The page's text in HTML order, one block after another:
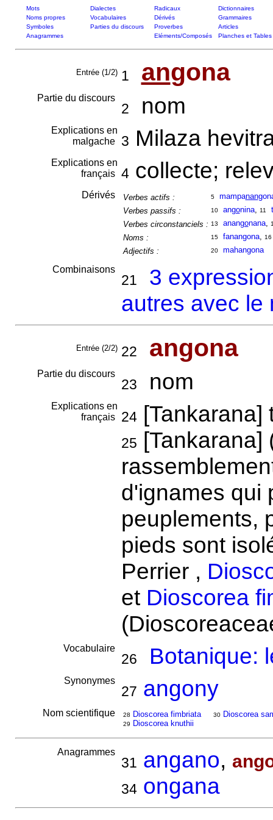
Mots Dialectes Radicaux
Dictionnaires
Noms propres
Vocabulaires Dérivés
Grammaires
Symboles
Parties du discours Proverbes
Articles
Anagrammes
Eléments/Composés Planches et Tables
Entrée (1/2) 1 angona
Partie du discours
2 nom
Explications en
malgache
3 Milaza
Explications en
français 4collecte;
Dérivés Verbes actifs : 5 mampanan
Verbes passifs :
10 angonina, 11
Verbes circonstanciels : 13 anangonana,
Noms : 15 fanangona, 16
Adjectifs : 20 mahangona
Combinaisons
21
3
autres avec le
Entrée (2/2) 22 angona
Partie du discours
23 nom
Explications en
français
24[Tankarana]
25
d'ignames qui
peuplements,
pieds sont
Perrier ,
et Dioscorea
Vocabulaire
26 Botanique:
Synonymes
27 angony
Nom scientifique 28 Dioscorea fimbriata
29 Dioscorea knuthii
30 Dioscorea
Anagrammes
31 angano,
34 ongana